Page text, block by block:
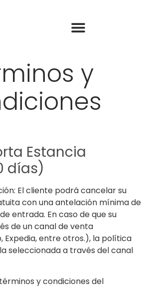
y
Estancia
días)
El cliente podrá cancelar su
con una antelación mínima de
entrada. En caso de que su
de un canal de venta
Expedia, entre otros.), la política
seleccionada a través del canal
y condiciones del